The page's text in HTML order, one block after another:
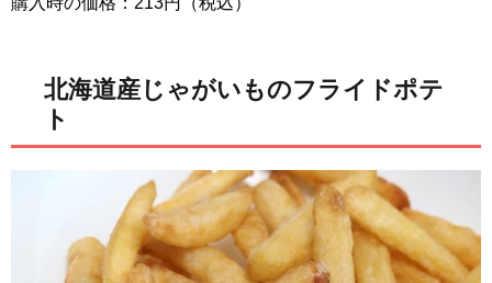
北海道産じゃがいものフライドポテ
ト